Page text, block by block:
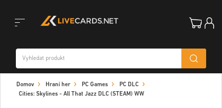
navigation
Domov Hraní her PC Games
PC DLC
Cities: Skylines - All That Jazz DLC (STEAM) WW